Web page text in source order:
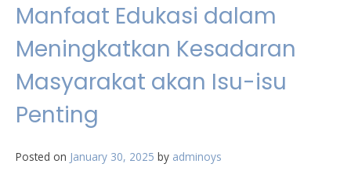
Manfaat Edukasi dalam
Meningkatkan Kesadaran
Masyarakat akan Isu-isu
Penting
Posted on January 30, 2025 by adminoys